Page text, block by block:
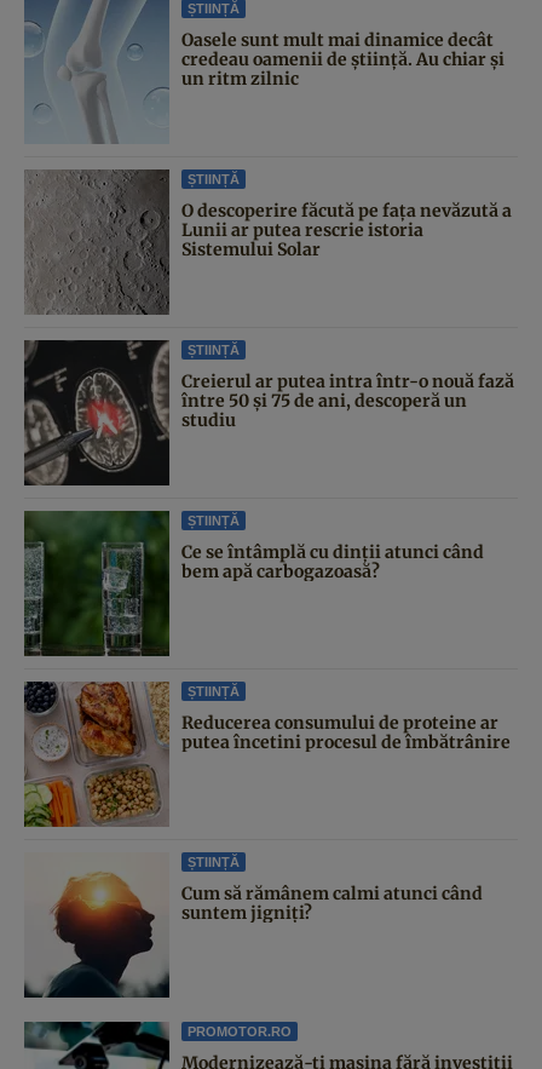
ȘTIINȚĂ
Oasele sunt mult mai dinamice decât
credeau oamenii de știință. Au chiar și
un ritm zilnic
ȘTIINȚĂ
O descoperire făcută pe fața nevăzută a
Lunii ar putea rescrie istoria
Sistemului Solar
ȘTIINȚĂ
Creierul ar putea intra într-o nouă fază
între 50 și 75 de ani, descoperă un
studiu
ȘTIINȚĂ
Ce se întâmplă cu dinții atunci când
bem apă carbogazoasă?
ȘTIINȚĂ
Reducerea consumului de proteine ar
putea încetini procesul de îmbătrânire
ȘTIINȚĂ
Cum să rămânem calmi atunci când
suntem jigniți?
PROMOTOR.RO
Modernizează-ți mașina fără investiții